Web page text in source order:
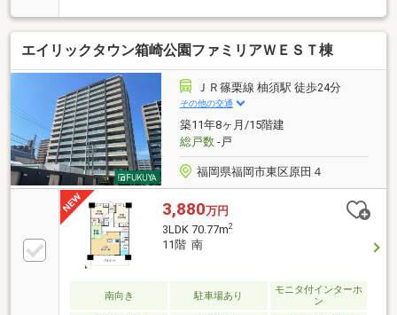
音性にも配慮6階部分で前面の抜け感ある眺望小型
犬、猫2匹まで飼育可能・規約有室内状態良好、設備
不具合もなく一部補修程度で住み始めやすい住戸です
JR・西鉄徒歩圏内スーパー、ドラッグストア、飲食
店、コンビニ、病院、郵便局が身近に揃う周辺環境博
多バイパス沿いで車移動も快適都市高速松島ランプ、
福岡ICへのアクセスも良好徒歩約5分にバス停あり 天
神博多迄のアクセスも便利小学校徒歩10分 中学校徒
歩5分敷地内駐車場有 月額3500円
エイリックタウン箱崎公園ファミリアＷＥＳＴ棟
ＪＲ篠栗線 柚須駅 徒歩24分
その他の交通
築11年8ヶ月/15階建
総戸数-戸
福岡県福岡市東区原田４
3,880万円
3LDK 70.77m2
11階 南
南向き 駐車場あり
モニタ付インターホ
ン